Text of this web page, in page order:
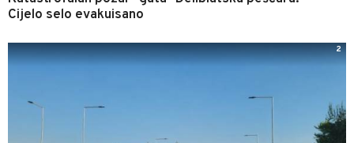
Cijelo selo evakuisano
2